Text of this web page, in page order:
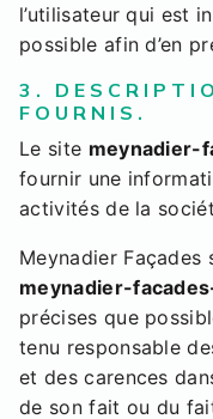
l’utilisateur qui est
possible afin d’en
3.
FOURNIS.
Le site meynadier-
fournir une
activités de la
Meynadier Façades
meynadier-
précises que
tenu responsable
et des carences
de son fait ou du